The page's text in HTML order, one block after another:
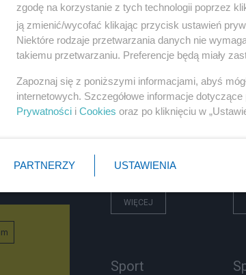
NATO
KO
WIĘCEJ
Sport
zgodę na korzystanie z tych technologii poprzez
ją zmienić/wycofać klikając przycisk ustawień
Niektóre rodzaje przetwarzania danych nie
takiemu przetwarzaniu. Preferencje będą miały
Zapoznaj się z poniższymi informacjami, abyś
internetowych. Szczegółowe informacje
Prywatności i Cookies oraz po kliknięciu w
PARTNERZY USTAWIENIA